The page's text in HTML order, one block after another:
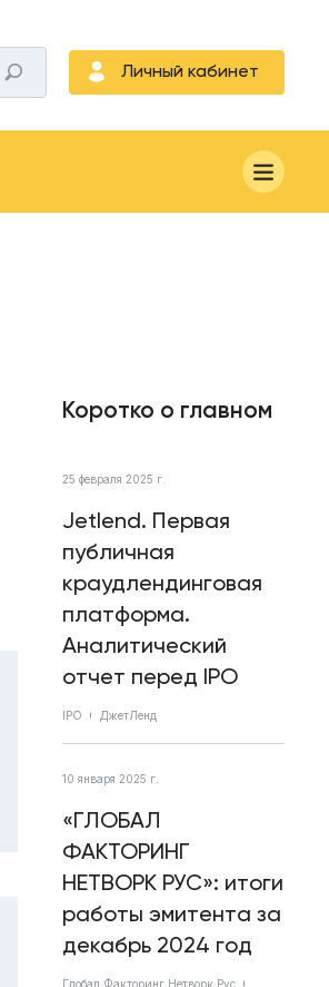
Личный кабинет
Коротко о главном
25 февраля 2025 г.
Jetlend. Первая
публичная
краудлендинговая
платформа.
Аналитический
отчет перед IPO
IPO ДжетЛенд
10 января 2025 г.
«ГЛОБАЛ
ФАКТОРИНГ
НЕТВОРК РУС»: итоги
работы эмитента за
декабрь 2024 год
Глобал Факторинг Нетворк Рус